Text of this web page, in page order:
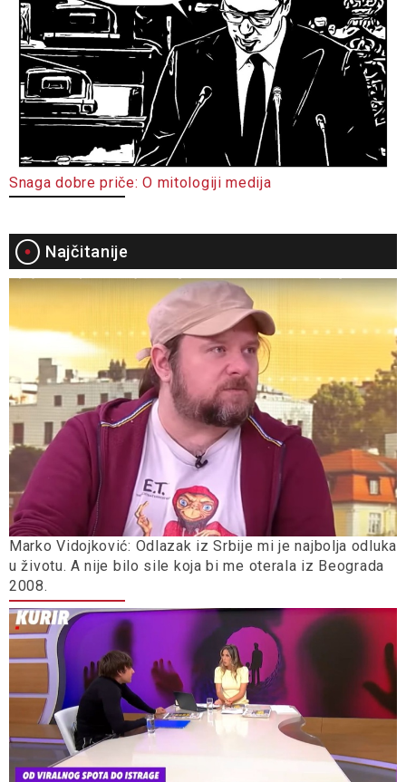
Snaga dobre priče: O mitologiji medija
Najčitanije
Marko Vidojković: Odlazak iz Srbije mi je najbolja odluka
u životu. A nije bilo sile koja bi me oterala iz Beograda
2008.